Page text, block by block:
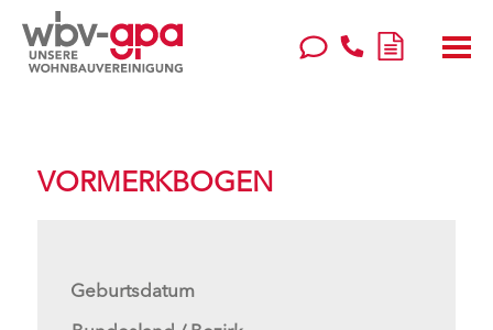
VORMERKBOGEN
Geburtsdatum